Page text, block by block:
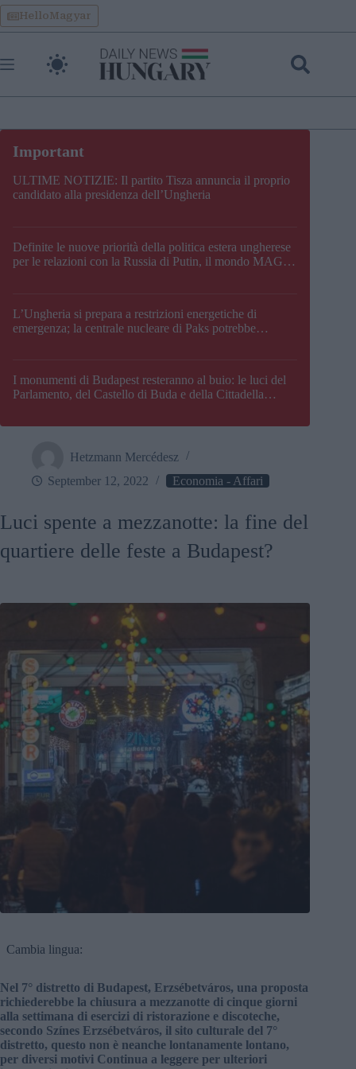
Skip
to
content
HelloMagyar
ULTIME NOTIZIE: Il partito Tisza annuncia il proprio
candidato alla presidenza dell’Ungheria
Definite le nuove priorità della politica estera ungherese
per le relazioni con la Russia di Putin, il mondo MAGA,
L’Ungheria si prepara a restrizioni energetiche di
emergenza; la centrale nucleare di Paks potrebbe
I monumenti di Budapest resteranno al buio: le luci del
Parlamento, del Castello di Buda e della Cittadella
Hetzmann Mercédesz
September 12, 2022
Economia - Affari
Luci spente a mezzanotte: la fine del
quartiere delle feste a Budapest?
Cambia lingua:
Nel 7° distretto di Budapest, Erzsébetváros, una proposta
richiederebbe la chiusura a mezzanotte di cinque giorni
alla settimana di esercizi di ristorazione e discoteche,
secondo Színes Erzsébetváros, il sito culturale del 7°
distretto, questo non è neanche lontanamente lontano,
per diversi motivi Continua a leggere per ulteriori